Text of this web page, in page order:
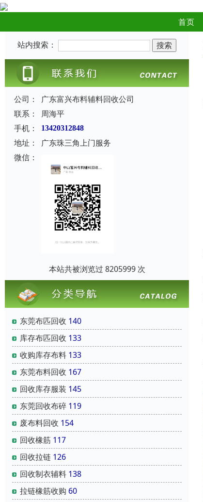
首页
站内搜索：
公司：
广东富兴布料辅料回收公司
联系：
周海平
手机：
13420312848
地址：
广东珠三角上门服务
微信：
本站共被浏览过 8205999 次
东莞布匹回收 140
库存布匹回收 133
收购库存布料 133
东莞布料回收 167
回收库存服装 145
东莞回收布碎 119
废布料回收 154
回收橡筋 117
回收拉链 126
回收制衣辅料 138
拉链橡筋收购 60